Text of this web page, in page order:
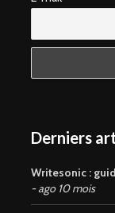
Derniers
Writesonic :
ago 10 mois